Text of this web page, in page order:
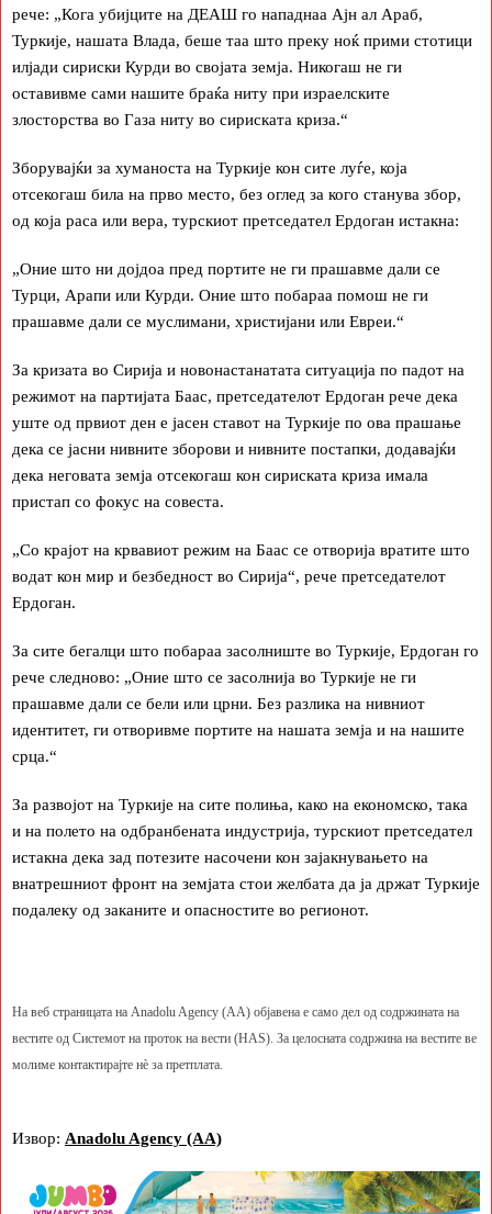
рече: „Кога убијците на ДЕAШ го нападнаа Ајн ал Араб,
Туркије, нашата Влада, беше таа што преку ноќ прими стотици
илјади сириски Курди во својата земја. Никогаш не ги
оставивме сами нашите браќа ниту при израелските
злосторства во Газа ниту во сириската криза.“
Зборувајќи за хуманоста на Туркије кон сите луѓе, која
отсекогаш била на прво место, без оглед за кого станува збор,
од која раса или вера, турскиот претседател Ердоган истакна:
„Оние што ни дојдоа пред портите не ги прашавме дали се
Турци, Арапи или Курди. Оние што побараа помош не ги
прашавме дали се муслимани, христијани или Евреи.“
За кризата во Сирија и новонастанатата ситуација по падот на
режимот на партијата Баас, претседателот Ердоган рече дека
уште од првиот ден е јасен ставот на Туркије по ова прашање
дека се јасни нивните зборови и нивните постапки, додавајќи
дека неговата земја отсекогаш кон сириската криза имала
пристап со фокус на совеста.
„Со крајот на крвавиот режим на Баас се отворија вратите што
водат кон мир и безбедност во Сирија“, рече претседателот
Ердоган.
За сите бегалци што побараа засолниште во Туркије, Ердоган го
рече следново: „Оние што се засолнија во Туркије не ги
прашавме дали се бели или црни. Без разлика на нивниот
идентитет, ги отворивме портите на нашата земја и на нашите
срца.“
За развојот на Туркије на сите полиња, како на економско, така
и на полето на одбранбената индустрија, турскиот претседател
истакна дека зад потезите насочени кон зајакнувањето на
внатрешниот фронт на земјата стои желбата да ја држат Туркије
подалеку од заканите и опасностите во регионот.
На веб страницата на Anadolu Agency (AA) објавена е само дел од содржината на
вестите од Системот на проток на вести (HAS). За целосната содржина на вестите ве
молиме контактирајте нè за претплата.
Извор: Anadolu Agency (AA)